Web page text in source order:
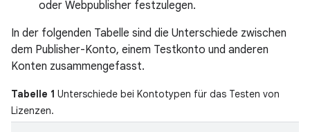
oder Webpublisher festzulegen.
In der folgenden Tabelle sind die Unterschiede zwischen
dem Publisher-Konto, einem Testkonto und anderen
Konten zusammengefasst.
Tabelle 1 Unterschiede bei Kontotypen für das Testen von
Lizenzen.